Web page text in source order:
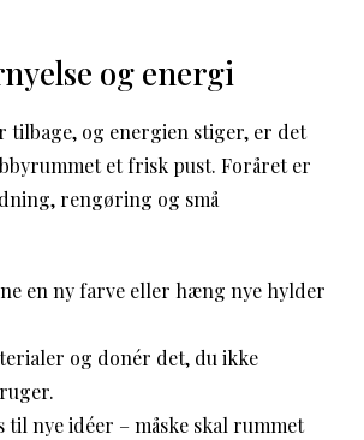
og energi
tilbage, og energien stiger, er det
et frisk pust. Foråret er
rengøring og små
en ny farve eller hæng nye hylder
og donér det, du ikke
til nye idéer – måske skal rummet